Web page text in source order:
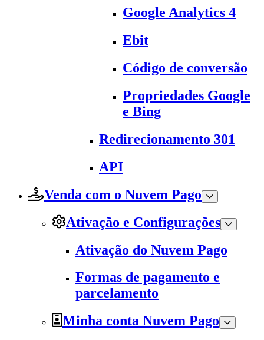
Google Analytics 4
Ebit
Código de conversão
Propriedades Google
e Bing
Redirecionamento 301
API
Venda com o Nuvem Pago
Ativação e Configurações
Ativação do Nuvem Pago
Formas de pagamento e
parcelamento
Minha conta Nuvem Pago